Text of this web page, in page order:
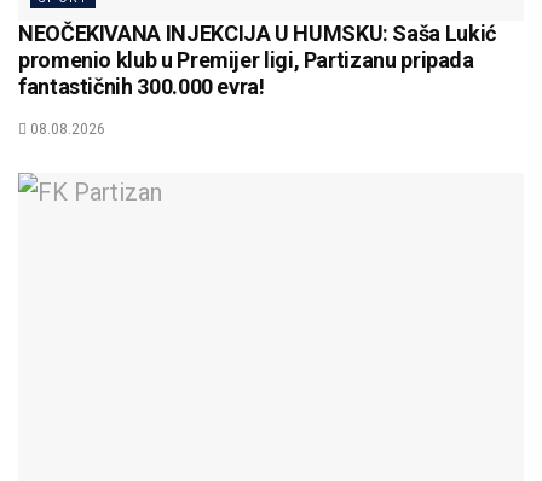
NEOČEKIVANA INJEKCIJA U HUMSKU: Saša Lukić
promenio klub u Premijer ligi, Partizanu pripada
fantastičnih 300.000 evra!
08.08.2026